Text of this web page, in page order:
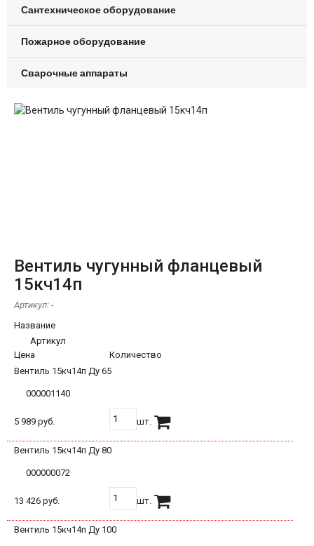
Сантехническое оборудование
Пожарное оборудование
Сварочные аппараты
Вентиль чугунный фланцевый
15кч14п
Артикул: -
Название
Артикул
Цена
Количество
Вентиль 15кч14п Ду 65
000001140
5 989 руб. шт.
Вентиль 15кч14п Ду 80
000000072
13 426 руб. шт.
Вентиль 15кч14п Ду 100